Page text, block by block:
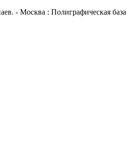
- Москва : Полиграфическая база